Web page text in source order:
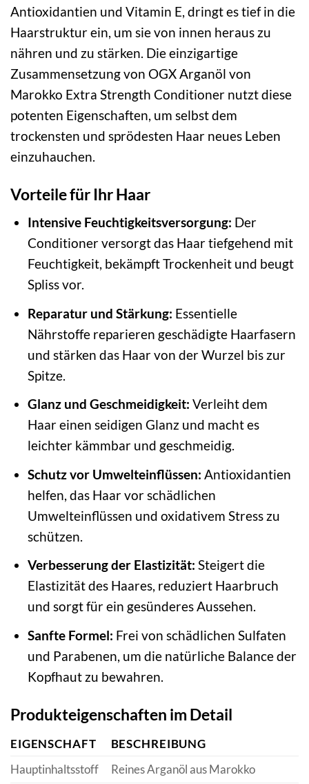
Antioxidantien und Vitamin E, dringt es tief in die
Haarstruktur ein, um sie von innen heraus zu
nähren und zu stärken. Die einzigartige
Zusammensetzung von OGX Arganöl von
Marokko Extra Strength Conditioner nutzt diese
potenten Eigenschaften, um selbst dem
trockensten und sprödesten Haar neues Leben
einzuhauchen.
Vorteile für Ihr Haar
Intensive Feuchtigkeitsversorgung: Der
Conditioner versorgt das Haar tiefgehend mit
Feuchtigkeit, bekämpft Trockenheit und beugt
Spliss vor.
Reparatur und Stärkung: Essentielle
Nährstoffe reparieren geschädigte Haarfasern
und stärken das Haar von der Wurzel bis zur
Spitze.
Glanz und Geschmeidigkeit: Verleiht dem
Haar einen seidigen Glanz und macht es
leichter kämmbar und geschmeidig.
Schutz vor Umwelteinflüssen: Antioxidantien
helfen, das Haar vor schädlichen
Umwelteinflüssen und oxidativem Stress zu
schützen.
Verbesserung der Elastizität: Steigert die
Elastizität des Haares, reduziert Haarbruch
und sorgt für ein gesünderes Aussehen.
Sanfte Formel: Frei von schädlichen Sulfaten
und Parabenen, um die natürliche Balance der
Kopfhaut zu bewahren.
Produkteigenschaften im Detail
EIGENSCHAFT
BESCHREIBUNG
Hauptinhaltsstoff
Reines Arganöl aus Marokko